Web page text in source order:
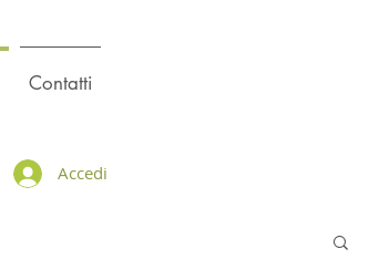
Contatti
Accedi